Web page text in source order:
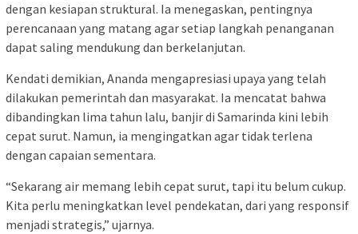
dengan kesiapan struktural. Ia menegaskan, pentingnya
perencanaan yang matang agar setiap langkah penanganan
dapat saling mendukung dan berkelanjutan.
Kendati demikian, Ananda mengapresiasi upaya yang telah
dilakukan pemerintah dan masyarakat. Ia mencatat bahwa
dibandingkan lima tahun lalu, banjir di Samarinda kini lebih
cepat surut. Namun, ia mengingatkan agar tidak terlena
dengan capaian sementara.
“Sekarang air memang lebih cepat surut, tapi itu belum cukup.
Kita perlu meningkatkan level pendekatan, dari yang responsif
menjadi strategis,” ujarnya.